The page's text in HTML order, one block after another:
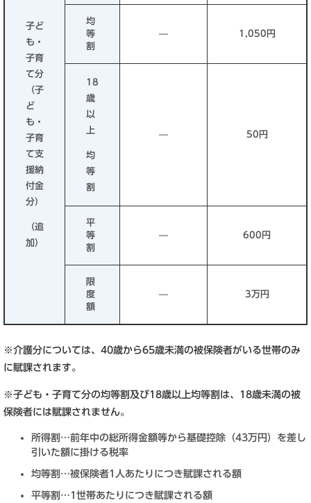
子ど
も・
子育
て分
（子
ど
も・
子育
て支
援納
付金
分）
（追
加）
均
等
割
— 1,050円
18
歳
以
上
均
等
割
— 50円
平
等
割
— 600円
限
度
額
— 3万円
※介護分については、40歳から65歳未満の被保険者がいる世帯のみ
に賦課されます。
※子ども・子育て分の均等割及び18歳以上均等割は、18歳未満の被
保険者には賦課されません。
所得割…前年中の総所得金額等から基礎控除（43万円）を差し
引いた額に掛ける税率
均等割…被保険者1人あたりにつき賦課される額
平等割…1世帯あたりにつき賦課される額